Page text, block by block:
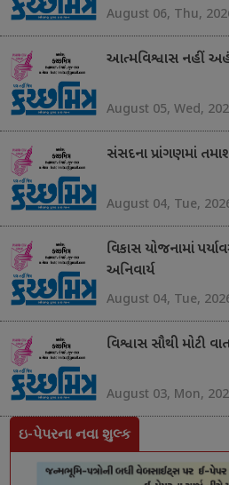
August 06, Thu,
આત્મવિશ્વાસ નહીં
August 05, Wed,
સંસદના પ્રાંગણમાં
August 04, Tue,
વિકાસ યોજનામાં
અનિવાર્ય
August 04, Tue,
વિશ્વાસ સૌથી મોટી
August 03, Mon,
ઇ-પેપરના નવા શુલ્ક